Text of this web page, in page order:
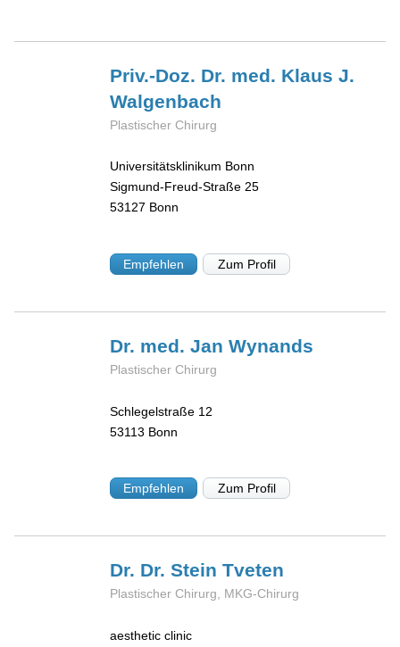
Priv.-Doz. Dr. med. Klaus J.
Walgenbach
Plastischer Chirurg
Universitätsklinikum Bonn
Sigmund-Freud-Straße 25
53127 Bonn
Empfehlen Zum Profil
Dr. med. JanWynands
Plastischer Chirurg
Schlegelstraße 12
53113 Bonn
Empfehlen Zum Profil
Dr. Dr. SteinTveten
Plastischer Chirurg, MKG-Chirurg
aesthetic clinic